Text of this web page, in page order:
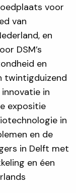
voor
van
en
DSM’s
en
twintigduizend
in
expositie
in
en de
in Delft met
en éen